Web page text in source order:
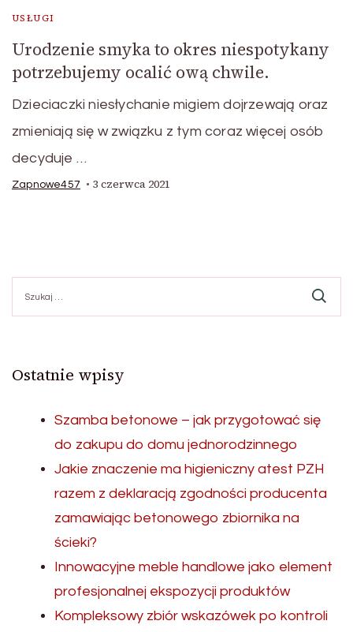
USŁUGI
Urodzenie smyka to okres niespotykany
potrzebujemy ocalić ową chwile.
Dzieciaczki niesłychanie migiem dojrzewają oraz
zmieniają się w związku z tym coraz więcej osób
decyduje …
Zapnowe457 3 czerwca 2021
Ostatnie wpisy
Szamba betonowe – jak przygotować się
do zakupu do domu jednorodzinnego
Jakie znaczenie ma higieniczny atest PZH
razem z deklaracją zgodności producenta
zamawiając betonowego zbiornika na
ścieki?
Innowacyjne meble handlowe jako element
profesjonalnej ekspozycji produktów
Kompleksowy zbiór wskazówek po kontroli